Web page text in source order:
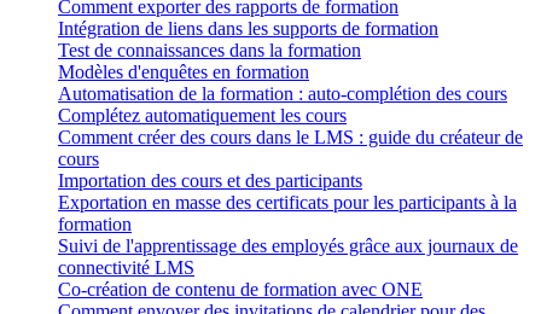
Comment exporter des rapports de formation
Intégration de liens dans les supports de formation
Test de connaissances dans la formation
Modèles d'enquêtes en formation
Automatisation de la formation : auto-complétion des cours
Complétez automatiquement les cours
Comment créer des cours dans le LMS : guide du créateur de
cours
Importation des cours et des participants
Exportation en masse des certificats pour les participants à la
formation
Suivi de l'apprentissage des employés grâce aux journaux de
connectivité LMS
Co-création de contenu de formation avec ONE